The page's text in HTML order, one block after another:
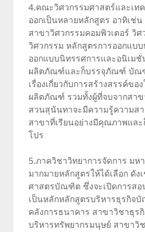
4.คณะวิศวกรรมศาสตร์และเท
ออกเป็นหลายหลักสูตร อาทิเช่
สาขาวิศวกรรมคอมพิวเตอร์ วิ
วิศวกรรม หลักสูตรการออกแ
ออกแบบนิทรรศการและอนิเม
ผลิตภัณฑ์และก็บรรจุภัณฑ์ บัณ
เรื่องเกี่ยวกับการสร้างสรรค์ข
ผลิตภัณฑ์ รวมทั้งผู้ที่จบจากสา
สวนสุนันทาจะมีความรู้ความส
สาขาที่เรียนอย่างมีคุณภาพและ
โปร
5.ภาควิชาวิทยาการจัดการ ม
มากมายหลักสูตรให้ได้เลือก ดัง
ศาสตรบัณฑิต ซึ่งจะเปิดการสอ
เป็นหลักหลักสูตรบริหารธุรกิจ
คลังการธนาคาร สาขาวิชาธุร
บริหารทรัพยากรมนุษย์ สาขาวิ